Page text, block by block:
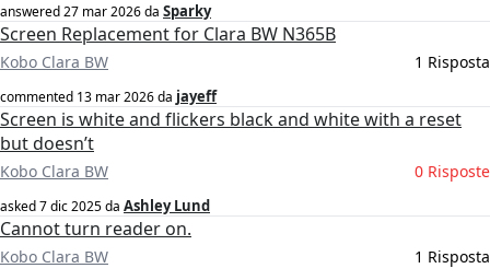
answered27 mar 2026da Sparky
Screen Replacement for Clara BW N365B
Kobo Clara BW 1 Risposta
commented 13 mar 2026da jayeff
Screen is white and flickers black and white with a reset
but doesn’t
Kobo Clara BW 0 Risposte
asked7 dic 2025da Ashley Lund
Cannot turn reader on.
Kobo Clara BW 1 Risposta